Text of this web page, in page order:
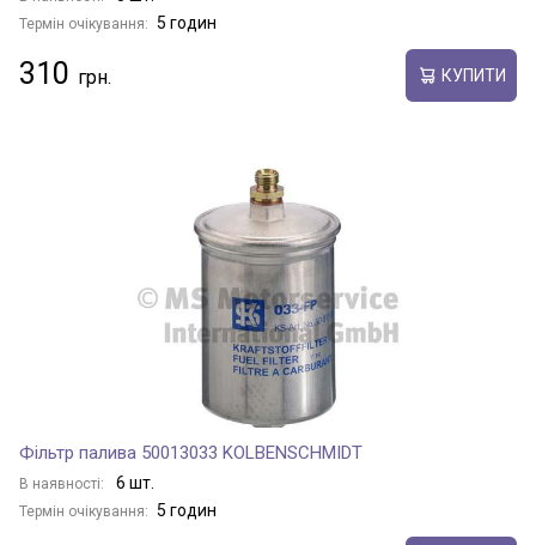
Термін очікування: 5 годин
310 КУПИТИ
Фільтр палива 50013033 KOLBENSCHMIDT
В наявності: 6 шт.
Термін очікування: 5 годин